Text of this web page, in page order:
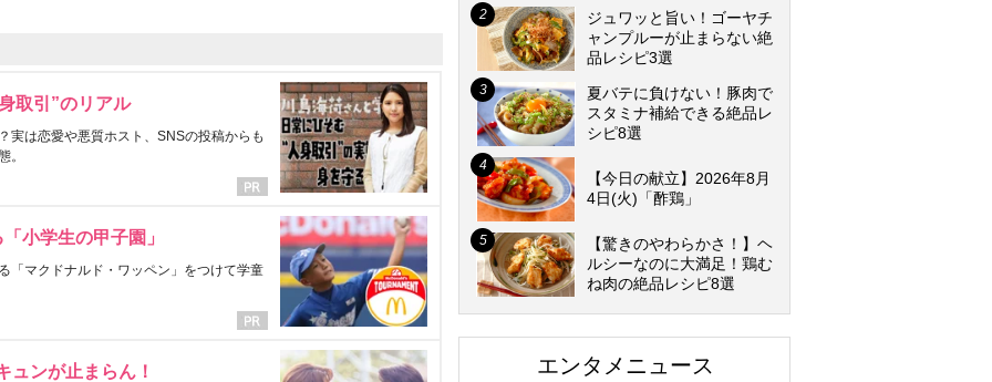
取引”のリアル
実は恋愛や悪質ホスト、SNSの投稿からも
。
小学生の甲子園」
「マクドナルド・ワッペン」をつけて学童
ュンが止まらん！
ジュワッと旨い！ゴーヤチ
ャンプルーが止まらない絶
品レシピ3選
夏バテに負けない！豚肉で
スタミナ補給できる絶品レ
シピ8選
【今日の献立】2026年8月
4日(火)「酢鶏」
【驚きのやわらかさ！】ヘ
ルシーなのに大満足！鶏む
ね肉の絶品レシピ8選
エンタメニュース